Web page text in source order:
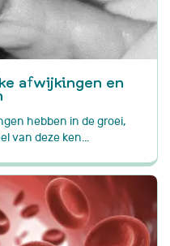
afwijkingen en
hebben in de groei,
van deze ken...